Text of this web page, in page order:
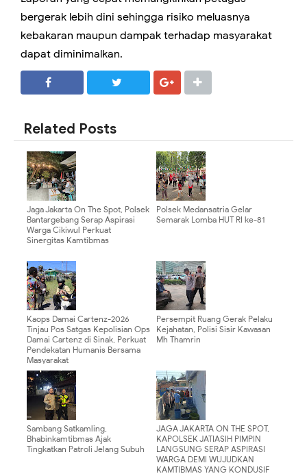
bergerak lebih dini sehingga risiko meluasnya
kebakaran maupun dampak terhadap masyarakat
dapat diminimalkan.
Related Posts
Jaga Jakarta On The Spot, Polsek
Bantargebang Serap Aspirasi
Warga Cikiwul Perkuat
Sinergitas Kamtibmas
Polsek Medansatria Gelar
Semarak Lomba HUT RI ke-81
Kaops Damai Cartenz-2026
Tinjau Pos Satgas Kepolisian Ops
Damai Cartenz di Sinak, Perkuat
Pendekatan Humanis Bersama
Masyarakat
Persempit Ruang Gerak Pelaku
Kejahatan, Polisi Sisir Kawasan
Mh Thamrin
Sambang Satkamling,
Bhabinkamtibmas Ajak
Tingkatkan Patroli Jelang Subuh
JAGA JAKARTA ON THE SPOT,
KAPOLSEK JATIASIH PIMPIN
LANGSUNG SERAP ASPIRASI
WARGA DEMI WUJUDKAN
KAMTIBMAS YANG KONDUSIF